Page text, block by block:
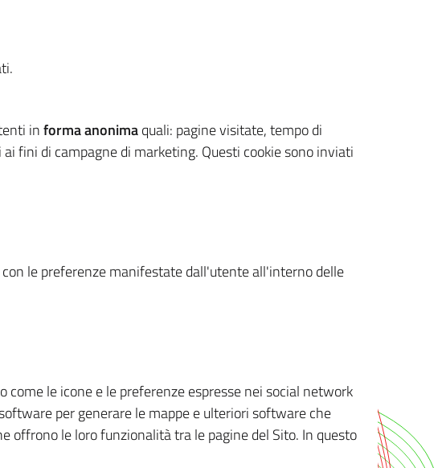
informa anonimaquali: pagine visitate, tempo di
fini di campagne di marketing. Questi cookie sono inviati
le preferenze manifestate dall'utente all'interno delle
le icone e le preferenze espresse nei social network
per generare le mappe e ulteriori software che
offrono le loro funzionalità tra le pagine del Sito. In questo